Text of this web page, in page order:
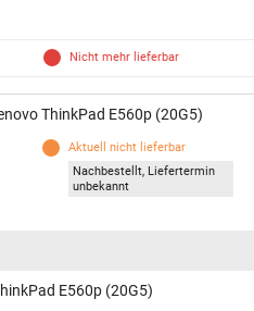
Nicht mehr lieferbar
ThinkPad E560p (20G5)
Aktuell nicht lieferbar
Nachbestellt, Liefertermin
unbekannt
E560p (20G5)